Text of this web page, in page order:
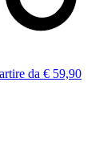
da € 59,90